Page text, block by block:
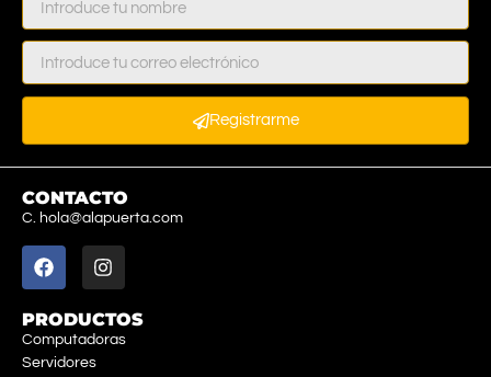
Registrarme
CONTACTO
C. hola@alapuerta.com
PRODUCTOS
Computadoras
Servidores